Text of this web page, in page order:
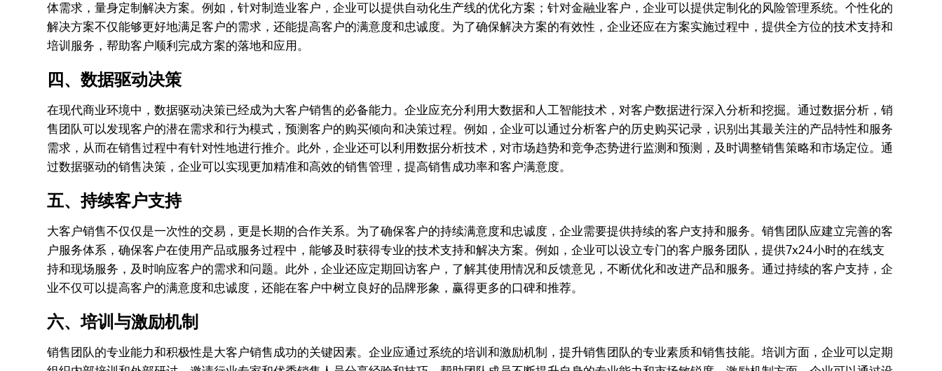
体需求，量身定制解决方案。例如，针对制造业客户，企业可以提供自动化生产线的优化方案；针对金融业客户，企业可以提供定制化的风险管理系统。个性化的
解决方案不仅能够更好地满足客户的需求，还能提高客户的满意度和忠诚度。为了确保解决方案的有效性，企业还应在方案实施过程中，提供全方位的技术支持和
培训服务，帮助客户顺利完成方案的落地和应用。
四、数据驱动决策
在现代商业环境中，数据驱动决策已经成为大客户销售的必备能力。企业应充分利用大数据和人工智能技术，对客户数据进行深入分析和挖掘。通过数据分析，销
售团队可以发现客户的潜在需求和行为模式，预测客户的购买倾向和决策过程。例如，企业可以通过分析客户的历史购买记录，识别出其最关注的产品特性和服务
需求，从而在销售过程中有针对性地进行推介。此外，企业还可以利用数据分析技术，对市场趋势和竞争态势进行监测和预测，及时调整销售策略和市场定位。通
过数据驱动的销售决策，企业可以实现更加精准和高效的销售管理，提高销售成功率和客户满意度。
五、持续客户支持
大客户销售不仅仅是一次性的交易，更是长期的合作关系。为了确保客户的持续满意度和忠诚度，企业需要提供持续的客户支持和服务。销售团队应建立完善的客
户服务体系，确保客户在使用产品或服务过程中，能够及时获得专业的技术支持和解决方案。例如，企业可以设立专门的客户服务团队，提供7x24小时的在线支
持和现场服务，及时响应客户的需求和问题。此外，企业还应定期回访客户，了解其使用情况和反馈意见，不断优化和改进产品和服务。通过持续的客户支持，企
业不仅可以提高客户的满意度和忠诚度，还能在客户中树立良好的品牌形象，赢得更多的口碑和推荐。
六、培训与激励机制
销售团队的专业能力和积极性是大客户销售成功的关键因素。企业应通过系统的培训和激励机制，提升销售团队的专业素质和销售技能。培训方面，企业可以定期